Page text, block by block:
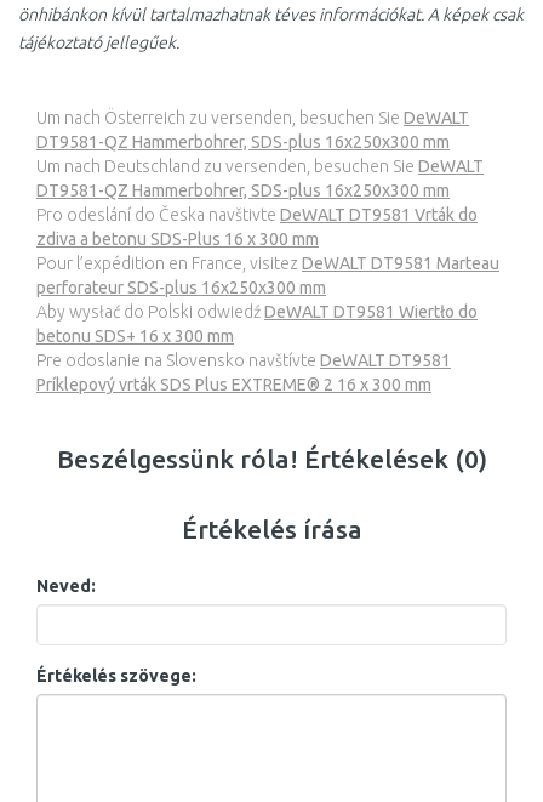
önhibánkon kívül tartalmazhatnak téves információkat. A képek csak
tájékoztató jellegűek.
Um nach Österreich zu versenden, besuchen Sie DeWALT
DT9581-QZ Hammerbohrer, SDS-plus 16x250x300 mm
Um nach Deutschland zu versenden, besuchen Sie DeWALT
DT9581-QZ Hammerbohrer, SDS-plus 16x250x300 mm
Pro odeslání do Česka navštivte DeWALT DT9581 Vrták do
zdiva a betonu SDS-Plus 16 x 300 mm
Pour l’expédition en France, visitez DeWALT DT9581 Marteau
perforateur SDS-plus 16x250x300 mm
Aby wysłać do Polski odwiedźDeWALT DT9581 Wiertło do
betonu SDS+ 16 x 300 mm
Pre odoslanie na Slovensko navštívte DeWALT DT9581
Príklepový vrták SDS Plus EXTREME® 2 16 x 300 mm
Beszélgessünk róla! Értékelések (0)
Értékelés írása
Neved:
Értékelés szövege: